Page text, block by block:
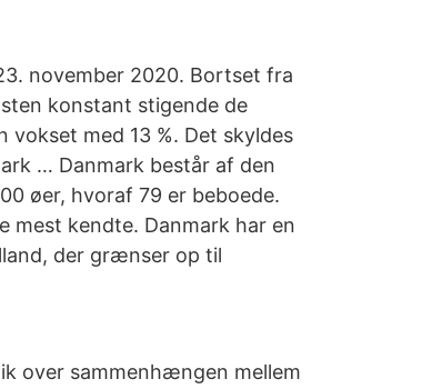
november 2020. Bortset fra
konstant stigende de
vokset med 13 %. Det skyldes
… Danmark består af den
øer, hvoraf 79 er beboede.
mest kendte. Danmark har en
der grænser op til
over sammenhængen mellem